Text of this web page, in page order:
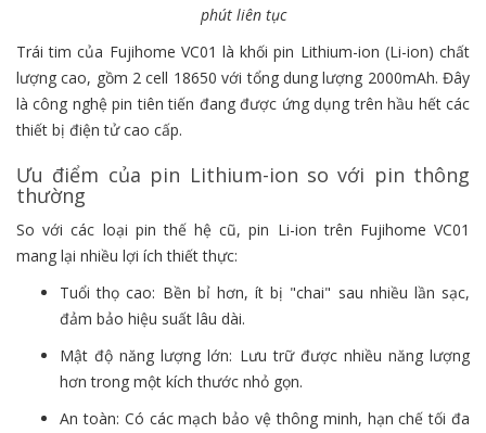
phút liên tục
Trái tim của Fujihome VC01 là khối pin Lithium-ion (Li-ion) chất
lượng cao, gồm 2 cell 18650 với tổng dung lượng 2000mAh. Đây
là công nghệ pin tiên tiến đang được ứng dụng trên hầu hết các
thiết bị điện tử cao cấp.
Ưu điểm của pin Lithium-ion so với pin thông
thường
So với các loại pin thế hệ cũ, pin Li-ion trên Fujihome VC01
mang lại nhiều lợi ích thiết thực:
Tuổi thọ cao: Bền bỉ hơn, ít bị "chai" sau nhiều lần sạc,
đảm bảo hiệu suất lâu dài.
Mật độ năng lượng lớn: Lưu trữ được nhiều năng lượng
hơn trong một kích thước nhỏ gọn.
An toàn: Có các mạch bảo vệ thông minh, hạn chế tối đa